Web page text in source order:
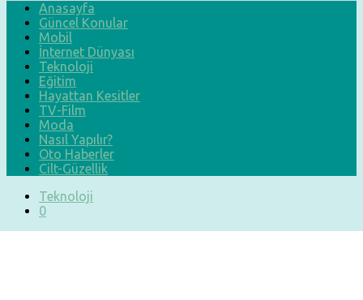
Anasayfa
Güncel Konular
Mobil
İnternet Dünyası
Teknoloji
Eğitim
Hayattan Kesitler
TV-Film
Moda
Nasıl Yapılır?
Oto Haberler
Cilt-Güzellik
Teknoloji
0